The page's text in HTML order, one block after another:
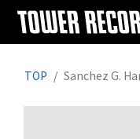
TOP Sanchez G.